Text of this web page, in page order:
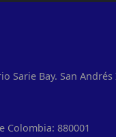
Sarie Bay. San
Colombia: 880001